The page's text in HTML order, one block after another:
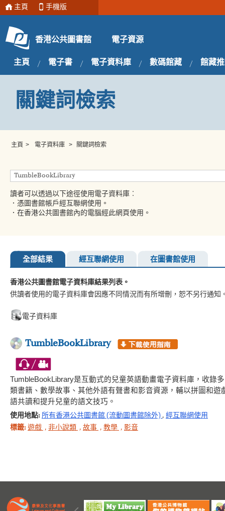
主頁 手機版
香港公共圖書館 電子資源
主頁 電子書 電子資料庫 數碼館藏 館藏
關鍵詞檢索
主頁 > 電子資料庫 > 關鍵詞檢索
讀者可以透過以下途徑使用電子資料庫︰
．憑圖書館帳戶經互聯網使用。
．在香港公共圖書館內的電腦經此網頁使用。
全部結果 經互聯網使用 在圖書館使用
香港公共圖書館電子資料庫結果列表。
供讀者使用的電子資料庫會因應不同情況而有所增刪，恕不另行通知
電子資料庫
TumbleBookLibrary
TumbleBookLibrary是互動式的兒童英語動畫電子資料庫，收錄
類書籍、數學故事、其他外語有聲書和影音資源，輔以拼圖和
語共讀和提升兒童的語文技巧。
使用地點: 所有香港公共圖書館 (流動圖書館除外) , 經互聯網使用
標籤: 遊戲 , 非小說類 , 故事 , 教學 , 影音